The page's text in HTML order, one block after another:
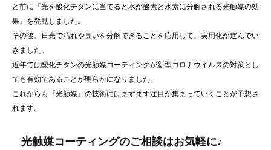
ど前に『光を酸化チタンに当てると水が酸素と水素に分解される光触媒の効
果』を発見しました。
その後、日光で汚れや臭いを分解できることを応用して、実用化が進んでい
きました。
近年では酸化チタンの光触媒コーティングが新型コロナウイルスの対策とし
ても有効であることが明らかになりました。
これからも『光触媒』の技術にはますます注目が集まっていくことが予想さ
れます。
光触媒コーティングのご相談はお気軽に♪